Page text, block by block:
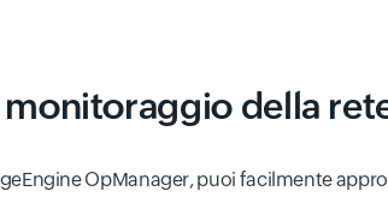
della
OpManager, puoi facilmente